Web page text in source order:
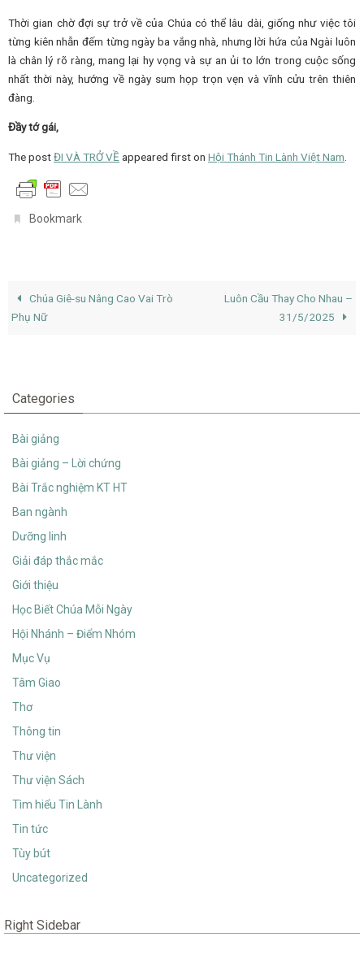
Thời gian chờ đợi sự trở về của Chúa có thể lâu dài, giống như việc tôi
từng kiên nhẫn đếm từng ngày ba vắng nhà, nhưng lời hứa của Ngài luôn
là chân lý rõ ràng, mang lại hy vọng và sự an ủi to lớn trong cuộc sống
nhất thời này, hướng về ngày sum họp trọn vẹn và vĩnh cửu trên thiên
đàng.
Đầy tớ gái,
The postĐI VÀ TRỞ VỀ appeared first on Hội Thánh Tin Lành Việt Nam
Bookmark.
Chúa Giê-su Nâng Cao Vai Trò
Phụ Nữ
Luôn Cầu Thay Cho Nhau –
31/5/2025
Categories
Bài giảng
Bài giảng – Lời chứng
Bài Trắc nghiệm KT HT
Ban ngành
Dưỡng linh
Giải đáp thắc mắc
Giới thiệu
Học Biết Chúa Mỗi Ngày
Hội Nhánh – Điểm Nhóm
Mục Vụ
Tâm Giao
Thơ
Thông tin
Thư viện
Thư viện Sách
Tìm hiểu Tin Lành
Tin tức
Tùy bút
Uncategorized
Right Sidebar